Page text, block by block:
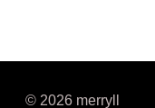
© 2026 merryll